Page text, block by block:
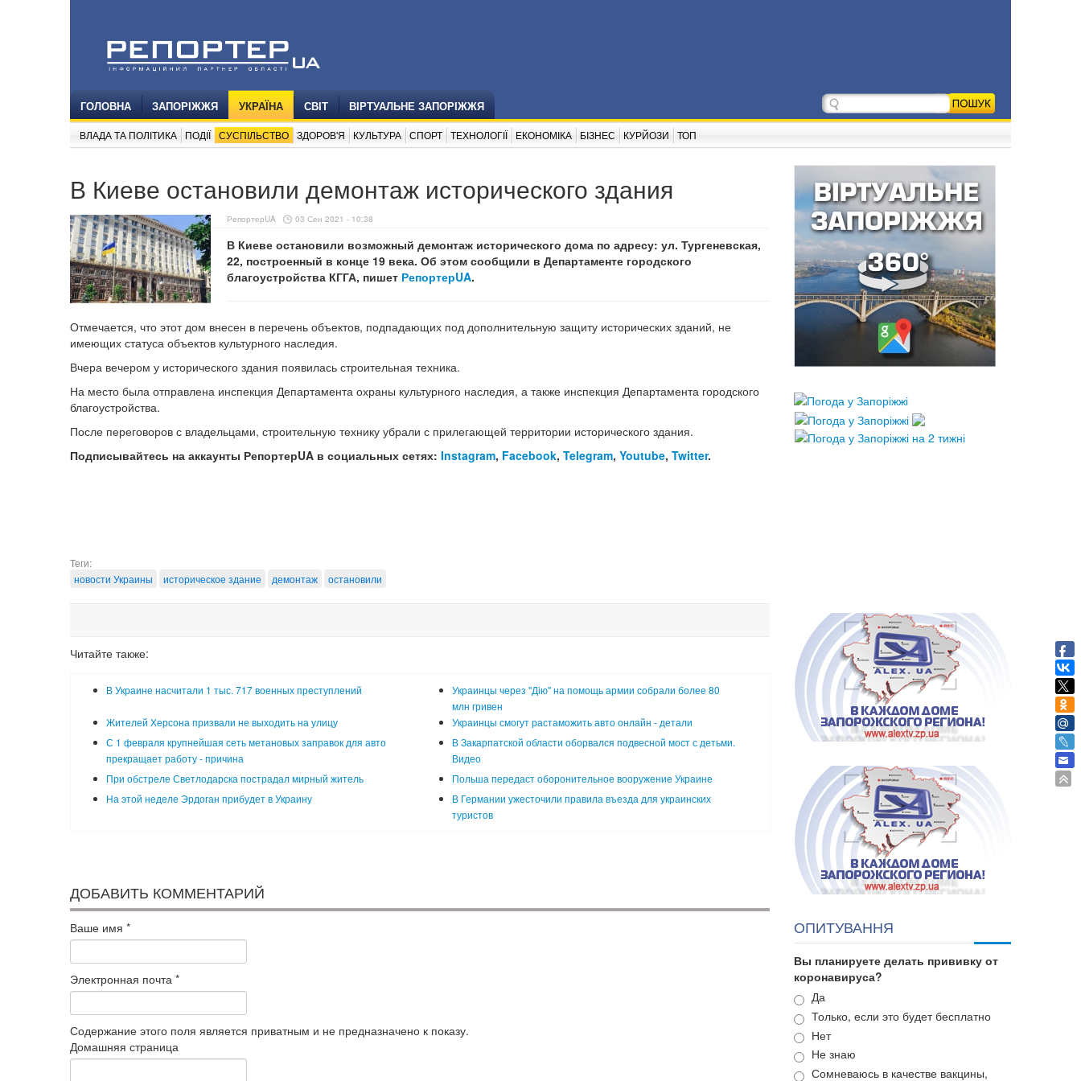
ГОЛОВНА ЗАПОРІЖЖЯ УКРАЇНА СВІТ ВІРТУАЛЬНЕ ЗАПОРІЖЖЯ
ВЛАДА ТА ПОЛІТИКА ПОДІЇ СУСПІЛЬСТВО ЗДОРОВ'Я КУЛЬТУРА СПОРТ ТЕХНОЛОГІЇ ЕКОНОМІКА БІЗНЕС КУРЙОЗИ ТОП
В Киеве остановили демонтаж исторического здания
РепортерUA 03 Сен 2021 - 10:38
В Киеве остановили возможный демонтаж исторического дома по адресу: ул. Тургеневская,
22, построенный в конце 19 века. Об этом сообщили в Департаменте городского
благоустройства КГГА, пишет РепортерUA.
Отмечается, что этот дом внесен в перечень объектов, подпадающих под дополнительную защиту исторических зданий, не
имеющих статуса объектов культурного наследия.
Вчера вечером у исторического здания появилась строительная техника.
На место была отправлена инспекция Департамента охраны культурного наследия, а также инспекция Департамента городского
благоустройства.
После переговоров с владельцами, строительную технику убрали с прилегающей территории исторического здания.
Подписывайтесь на аккаунты РепортерUA в социальных сетях: Instagram, Facebook, Telegram, Youtube, Twitter.
Теги:
новости Украины
историческое здание демонтаж остановили
Читайте также:
В Украине насчитали 1 тыс. 717 военных преступлений
Украинцы через "Дію" на помощь армии собрали более 80
млн гривен
Жителей Херсона призвали не выходить на улицу
Украинцы смогут растаможить авто онлайн - детали
С 1 февраля крупнейшая сеть метановых заправок для авто
прекращает работу - причина
В Закарпатской области оборвался подвесной мост с детьми.
Видео
При обстреле Светлодарска пострадал мирный житель
Польша передаст оборонительное вооружение Украине
На этой неделе Эрдоган прибудет в Украину
В Германии ужесточили правила въезда для украинских
туристов
ДОБАВИТЬ КОММЕНТАРИЙ
Ваше имя *
Электронная почта *
Содержание этого поля является приватным и не предназначено к показу.
Домашняя страница
ОПИТУВАННЯ
Вы планируете делать прививку от
коронавируса?
Варианты
Да
Только, если это будет бесплатно
Нет
Не знаю
Сомневаюсь в качестве вакцины,